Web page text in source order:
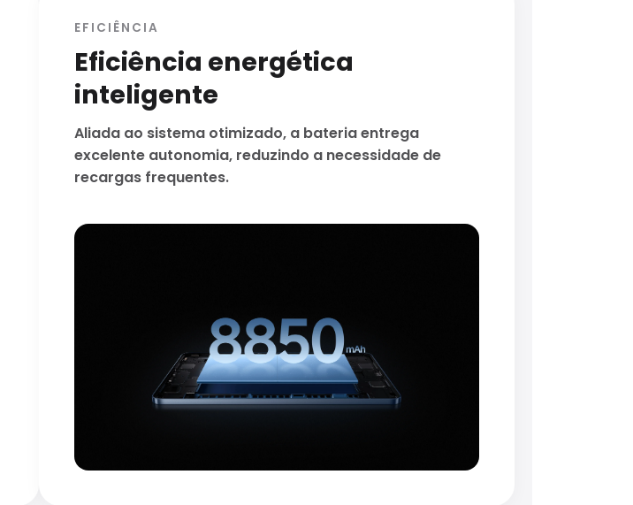
EFICIÊNCIA
Eficiência energética
inteligente
Aliada ao sistema otimizado, a bateria entrega
excelente autonomia, reduzindo a necessidade de
recargas frequentes.